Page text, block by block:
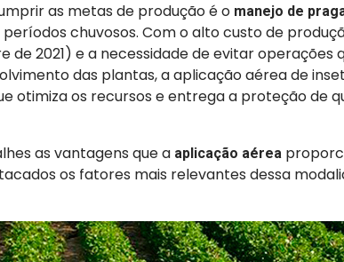
as metas de produção é o manejo de
chuvosos. Com o alto custo de
de 2021) e a necessidade de evitar operações
das plantas, a aplicação aérea de
otimiza os recursos e entrega a proteção de
as vantagens que a aplicação aérea
os fatores mais relevantes dessa